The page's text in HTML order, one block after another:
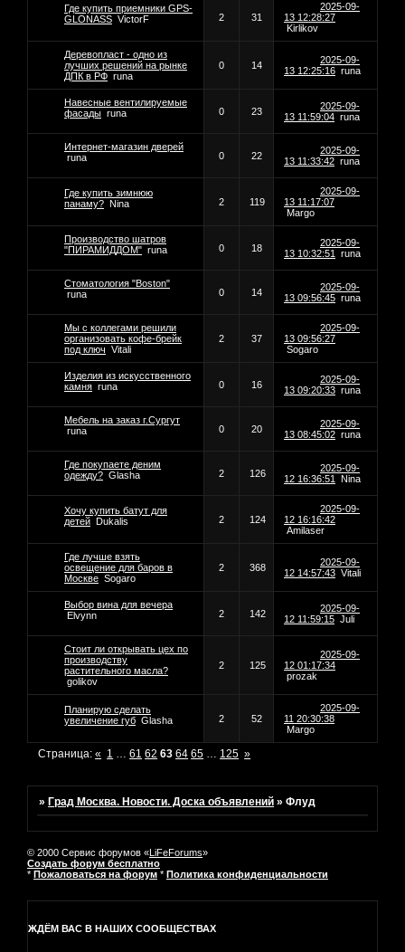
Где купить приемники GPS-
GLONASS VictorF 2 31
2025-09-
13 12:28:27
Kirlikov
Деревопласт - одно из
лучших решений на рынке
ДПК в РФ runa
0 14
2025-09-
13 12:25:16 runa
Навесные вентилируемые
фасады runa 0 23
2025-09-
13 11:59:04 runa
Интернет-магазин дверей
runa
0 22
2025-09-
13 11:33:42 runa
Где купить зимнюю
панаму? Nina 2 119
2025-09-
13 11:17:07
Margo
Производство шатров
"ПИРАМИДДОМ" runa 0 18
2025-09-
13 10:32:51
runa
Стоматология "Boston"
runa
0 14
2025-09-
13 09:56:45 runa
Мы с коллегами решили
организовать кофе-брейк
под ключ Vitali
2 37
2025-09-
13 09:56:27
Sogaro
Изделия из искусственного
камня runa 0 16
2025-09-
13 09:20:33 runa
Мебель на заказ г.Сургут
runa
0 20
2025-09-
13 08:45:02 runa
Где покупаете деним
одежду? Glasha 2 126
2025-09-
12 16:36:51
Nina
Хочу купить батут для
детей Dukalis 2 124
2025-09-
12 16:16:42
Amilaser
Где лучше взять
освещение для баров в
Москве Sogaro
2 368
2025-09-
12 14:57:43 Vitali
Выбор вина для вечера
Elvynn
2 142
2025-09-
12 11:59:15 Juli
Стоит ли открывать цех по
производству
растительного масла?
golikov
2 125
2025-09-
12 01:17:34
prozak
Планирую сделать
увеличение губ Glasha 2 52
2025-09-
11 20:30:38
Margo
Страница:« 1 … 61 62 63 64 65 … 125 »
»Град Москва. Новости. Доска объявлений »Флуд
© 2000 Сервис форумов «LiFeForums»
Создать форум бесплатно
* Пожаловаться на форум * Политика конфиденциальности
ЖДЁМ ВАС В НАШИХ СООБЩЕСТВАХ